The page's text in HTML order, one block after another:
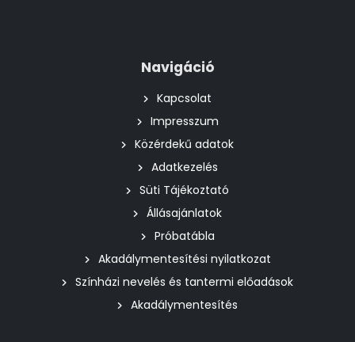
Navigáció
Kapcsolat
Impresszum
Közérdekű adatok
Adatkezelés
Süti Tájékoztató
Állásajánlatok
Próbatábla
Akadálymentesítési nyilatkozat
Színházi nevelés és tantermi előadások
Akadálymentesítés